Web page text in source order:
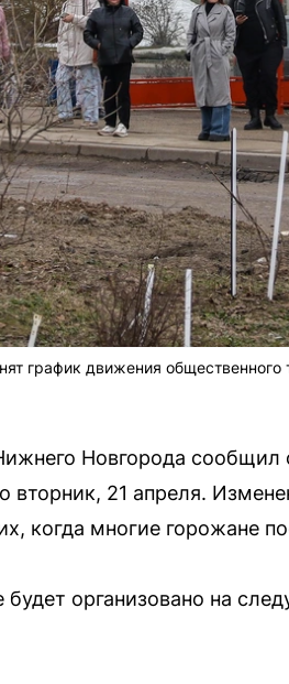
график движения общественного
Новгорода
вторник, 21 апреля.
когда многие горожане
будет организовано на